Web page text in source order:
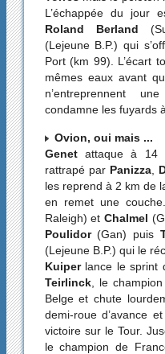
L’échappée du jour
Roland Berland
(Lejeune B.P.) qui
Port (km 99). L’écart
mêmes eaux avant
n’entreprennent
condamne les fuyards
Ovion, oui mais ...
Genetattaque à 14
rattrapé par Panizza,
les reprend à 2 km de
en remet une
Raleigh) et Chalmel
Poulidor(Gan) puis
(Lejeune B.P.) qui le
Kuiperlance le sprint
Teirlinck, le
Belge et chute
demi-roue d’avance
victoire sur le Tour.
le champion de